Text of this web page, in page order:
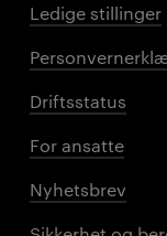
Ledige stillinger
Driftsstatus
For ansatte
Nyhetsbrev